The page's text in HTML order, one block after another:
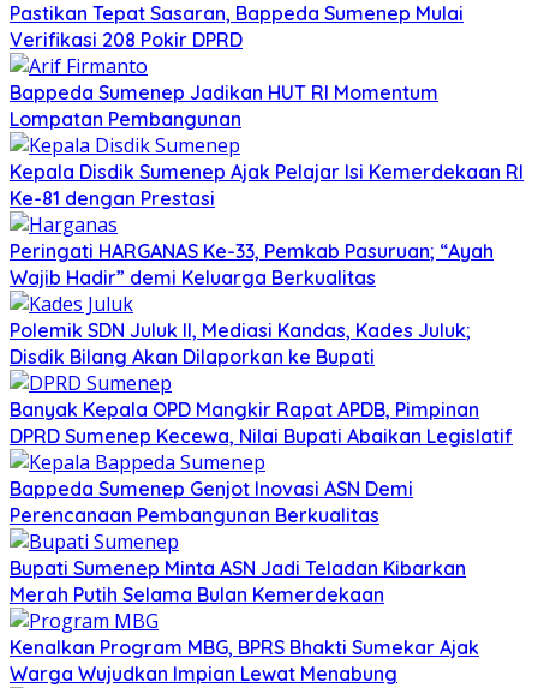
Pastikan Tepat Sasaran, Bappeda Sumenep Mulai
Verifikasi 208 Pokir DPRD
Bappeda Sumenep Jadikan HUT RI Momentum
Lompatan Pembangunan
Kepala Disdik Sumenep Ajak Pelajar Isi Kemerdekaan RI
Ke-81 dengan Prestasi
Peringati HARGANAS Ke-33, Pemkab Pasuruan; “Ayah
Wajib Hadir” demi Keluarga Berkualitas
Polemik SDN Juluk II, Mediasi Kandas, Kades Juluk;
Disdik Bilang Akan Dilaporkan ke Bupati
Banyak Kepala OPD Mangkir Rapat APDB, Pimpinan
DPRD Sumenep Kecewa, Nilai Bupati Abaikan Legislatif
Bappeda Sumenep Genjot Inovasi ASN Demi
Perencanaan Pembangunan Berkualitas
Bupati Sumenep Minta ASN Jadi Teladan Kibarkan
Merah Putih Selama Bulan Kemerdekaan
Kenalkan Program MBG, BPRS Bhakti Sumekar Ajak
Warga Wujudkan Impian Lewat Menabung